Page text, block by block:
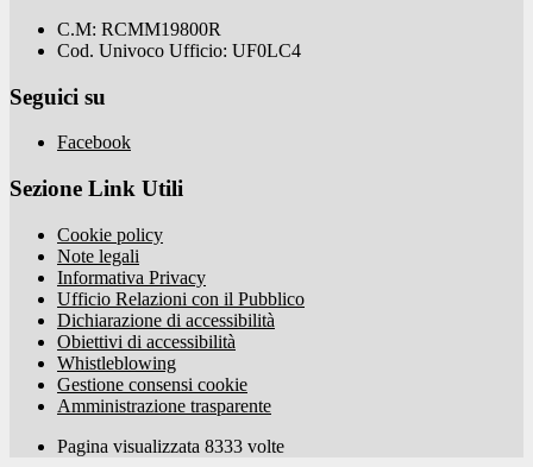
C.M: RCMM19800R
Cod. Univoco Ufficio: UF0LC4
Seguici su
Facebook
Sezione Link Utili
Cookie policy
Note legali
Informativa Privacy
Ufficio Relazioni con il Pubblico
Dichiarazione di accessibilità
Obiettivi di accessibilità
Whistleblowing
Gestione consensi cookie
Amministrazione trasparente
Pagina visualizzata 8333 volte